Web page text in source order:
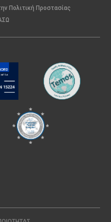
Πολιτική Προστασίας